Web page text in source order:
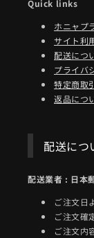
Quick links
ホニャプ
サイト利
配送につ
プライバ
特定商取
返品につ
配送につ
配送業者 : 日本
ご注文日
ご注文確
ご注文内